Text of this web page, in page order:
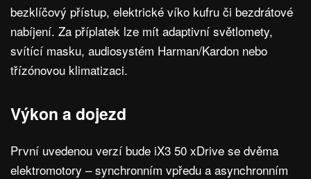
bezklíčový přístup, elektrické víko kufru či bezdrátové
nabíjení. Za příplatek lze mít adaptivní světlomety,
svítící masku, audiosystém Harman/Kardon nebo
třízónovou klimatizaci.
Výkon a dojezd
První uvedenou verzí bude iX3 50 xDrive se dvěma
elektromotory – synchronním vpředu a asynchronním